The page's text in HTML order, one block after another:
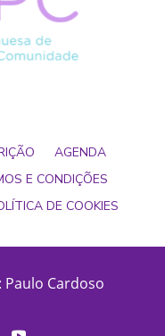
AGENDA
E CONDIÇÕES
DE COOKIES
Paulo Cardoso